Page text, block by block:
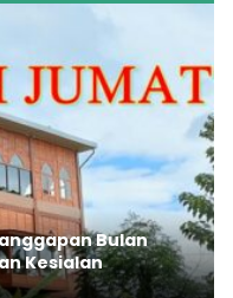
Bulan
Kesialan